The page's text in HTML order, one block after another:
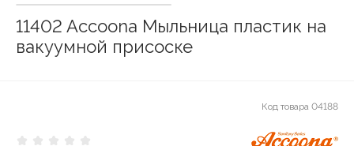
11402 Accoona Мыльница пластик на
вакуумной присоске
Код товара 04188